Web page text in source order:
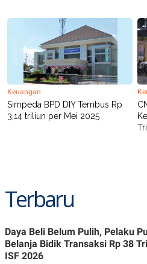
SITEMAP PROFILE TERM
POLICY
Keuangan
Simpeda BPD DIY Tembus Rp
3,14 triliun per Mei 2025
Terbaru
Daya Beli Belum Pulih, Pelaku
Belanja Bidik Transaksi Rp 38
ISF 2026